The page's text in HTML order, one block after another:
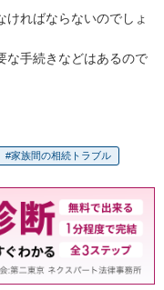
ければならないのでしょ
な手続きなどはあるので
家族間の相続トラブル